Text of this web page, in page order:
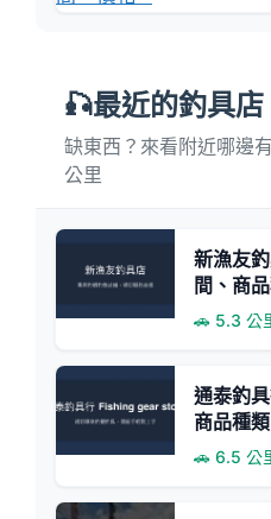
🎣最近的釣具店
缺東西？來看附近哪邊
公里
新漁友
間、商
釣魚裝
🚗 5.3 公
通泰釣
商品種
詢與親
🚗 6.5 公